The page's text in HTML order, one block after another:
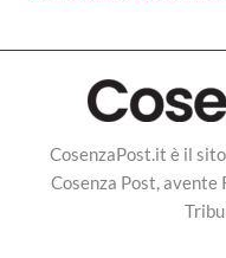
CosenzaPost.it è il
Cosenza Post,